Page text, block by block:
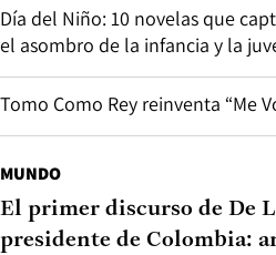
Día del Niño: 10 novelas que
el asombro de la infancia y la
Tomo Como Rey reinventa “Me
MUNDO
El primer discurso de De
presidente de Colombia: